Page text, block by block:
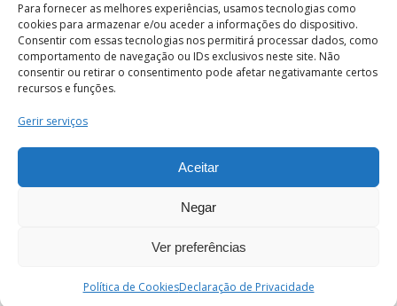
Para fornecer as melhores experiências, usamos tecnologias como
cookies para armazenar e/ou aceder a informações do dispositivo.
Consentir com essas tecnologias nos permitirá processar dados, como
comportamento de navegação ou IDs exclusivos neste site. Não
consentir ou retirar o consentimento pode afetar negativamante certos
recursos e funções.
Gerir serviços
Aceitar
Negar
Ver preferências
Política de CookiesDeclaração de Privacidade
Termos e Condições
os direitos reservados.